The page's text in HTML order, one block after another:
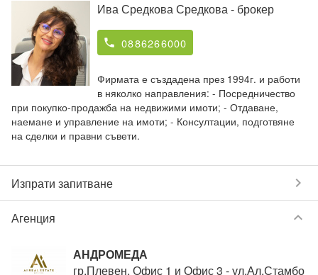
Ива Средкова Средкова- брокер
phone 0886266000
Фирмата е създадена през 1994г. и работи
в няколко направления: - Посредничество
при покупко-продажба на недвижими имоти; - Отдаване,
наемане и управление на имоти; - Консултации, подготвяне
на сделки и правни съвети.
Изпрати запитване chevron_right
Агенция keyboard_arrow_down
АНДРОМЕДА
гр.Плевен, Офис 1 и Офис 3 - ул.Ал.Стамбо